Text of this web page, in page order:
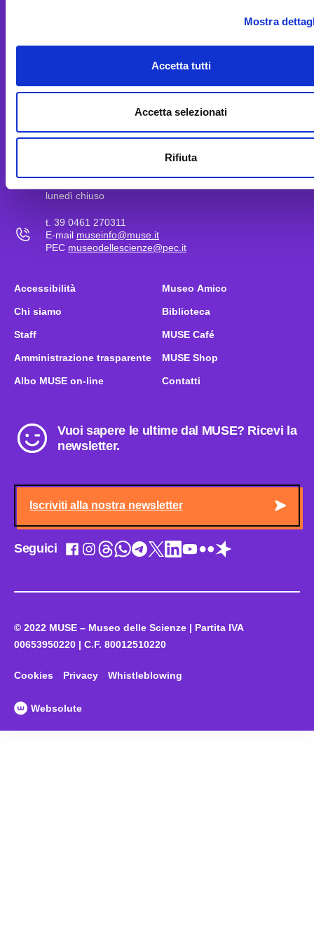
Mostra
Accetta tutti
Accetta selezionati
Rifiuta
MUSE
C.so del Lavoro e della Scienza, 3
lunedì chiuso
t. 39 0461 270311
E-mail museinfo@muse.it
PEC museodellescienze@pec.it
Accessibilità
Chi siamo
Staff
Amministrazione trasparente
Albo MUSE on-line
Museo Amico
Biblioteca
MUSE Café
MUSE Shop
Contatti
Vuoi sapere le ultime dal MUSE? Ricevi la
newsletter.
Iscriviti alla nostra newsletter
Seguici
© 2022 MUSE – Museo delle Scienze | Partita IVA
00653950220 | C.F. 80012510220
Cookies Privacy Whistleblowing
Websolute